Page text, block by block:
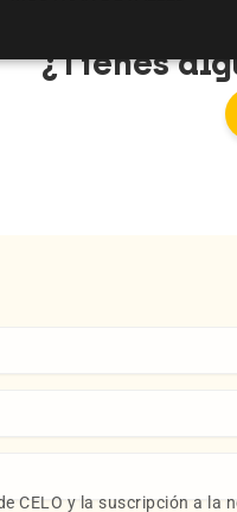
¿Tienes
CELO y la suscripción a la